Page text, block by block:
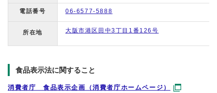
電話番号 06-6577-5888
所在地 大阪市港区田中3丁目1番126号
食品表示法に関すること
消費者庁 食品表示企画（消費者庁ホームページ）